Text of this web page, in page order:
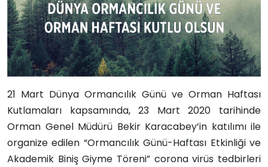
21 Mart Dünya Ormancılık Günü ve Orman Haftası
Kutlamaları kapsamında, 23 Mart 2020 tarihinde
Orman Genel Müdürü Bekir Karacabey’in katılımı ile
organize edilen “Ormancılık Günü-Haftası Etkinliği ve
Akademik Biniş Giyme Töreni” corona virüs tedbirleri